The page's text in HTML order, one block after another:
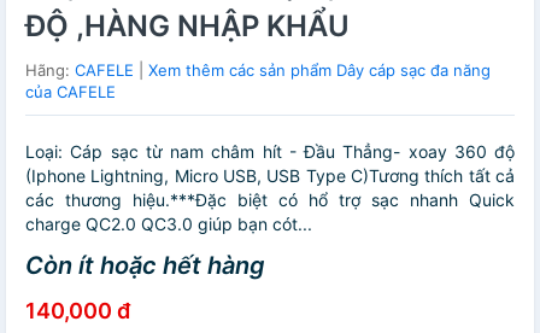
ĐỘ ,HÀNG NHẬP KHẨU
Hãng: CAFELE
Xem thêm các sản phẩm Dây cáp sạc đa năng
của CAFELE
Loại: Cáp sạc từ nam châm hít - Đầu Thẳng- xoay 360 độ
(Iphone Lightning, Micro USB, USB Type C)Tương thích tất cả
các thương hiệu.***Đặc biệt có hổ trợ sạc nhanh Quick
charge QC2.0 QC3.0 giúp bạn cót...
Còn ít hoặc hết hàng
140,000 đ